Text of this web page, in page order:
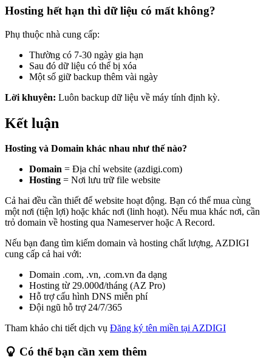
Hosting hết hạn thì dữ liệu có mất không?
Phụ thuộc nhà cung cấp:
Thường có 7-30 ngày gia hạn
Sau đó dữ liệu có thể bị xóa
Một số giữ backup thêm vài ngày
Lời khuyên: Luôn backup dữ liệu về máy tính định kỳ.
Kết luận
Hosting và Domain khác nhau như thế nào?
Domain = Địa chỉ website (azdigi.com)
Hosting = Nơi lưu trữ file website
Cả hai đều cần thiết để website hoạt động. Bạn có thể mua cùng
một nơi (tiện lợi) hoặc khác nơi (linh hoạt). Nếu mua khác nơi, cần
trỏ domain về hosting qua Nameserver hoặc A Record.
Nếu bạn đang tìm kiếm domain và hosting chất lượng, AZDIGI
cung cấp cả hai với:
Domain .com, .vn, .com.vn đa dạng
Hosting từ 29.000đ/tháng (AZ Pro)
Hỗ trợ cấu hình DNS miễn phí
Đội ngũ hỗ trợ 24/7/365
Tham khảo chi tiết dịch vụ Đăng ký tên miền tại AZDIGI
Có thể bạn cần xem thêm